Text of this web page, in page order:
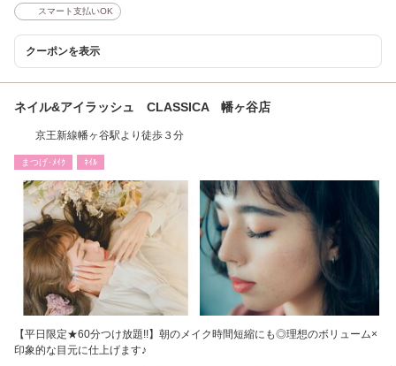
スマート支払いOK
クーポンを表示
ネイル&アイラッシュ CLASSICA 幡ヶ谷店
京王新線幡ヶ谷駅より徒歩３分
まつげ･ﾒｲｸ ﾈｲﾙ
【平日限定★60分つけ放題!!】朝のメイク時間短縮にも◎理想のボリューム×
印象的な目元に仕上げます♪